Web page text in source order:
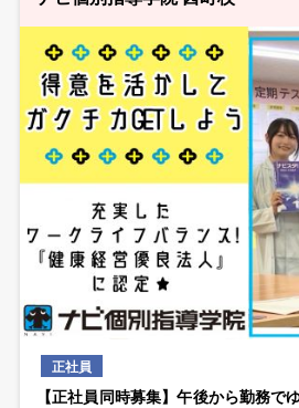
正社員
【正社員同時募集】午後から勤務